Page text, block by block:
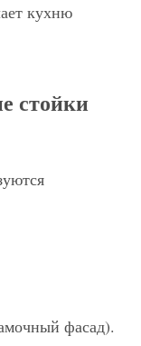
кухню
стойки
фасад).